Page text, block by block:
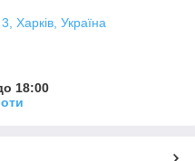
Харків, Україна
18:00